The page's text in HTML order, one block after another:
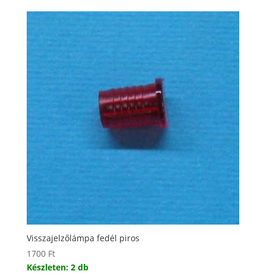
Visszajelzőlámpa fedél piros
1700 Ft
Készleten: 2 db